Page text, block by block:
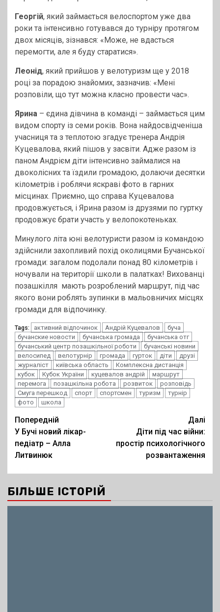
Георгій, який займається велоспортом уже два
роки та інтенсивно готувався до турніру протягом
двох місяців, зізнався: «Може, не вдасться
перемогти, але я буду старатися».
Леонід, який прийшов у велотуризм ще у 2018
році за порадою знайомих, зазначив: «Мені
розповіли, що тут можна класно провести час».
Ярина – єдина дівчина в команді – займається цим
видом спорту із семи років. Вона найдосвідченіша
учасниця та з теплотою згадує тренера Андрія
Куцевалова, який пішов у засвіти. Адже разом із
паном Андрієм діти інтенсивно займалися на
двоколісних та їздили громадою, долаючи десятки
кілометрів і роблячи яскраві фото в гарних
місцинах. Приємно, що справа Куцевалова
продовжується, і Ярина разом із друзями по гуртку
продовжує брати участь у велопокотеньках.
Минулого літа юні велотуристи разом із командою
здійснили захопливий похід околицями Бучанської
громади: загалом подолали понад 80 кілометрів і
ночували на території школи в палатках! Вихованці
позашкілля мають розроблений маршрут, під час
якого вони роблять зупинки в мальовничих місцях
громади для відпочинку.
Tags: активний відпочинок Андрій Куцевалов
буча
бучанские новости
бучанська громада
бучанська отг
бучанський центр позашкільної роботи
бучанські новини
велосипед
велотурнір громада гурток діти
друзі
журналіст
київська область
Комплексна дистанція
кубок
Кубок України куцевалов андрій
маршрут
перемога
позашкільна робота розвиток
розповідь
Смуга перешкод
спорт спортсмен туризм
турнір
фото
школа
Post
navigation
Попередній
У Бучі новий лікар-
педіатр – Алла
Литвинюк
Далі
Діти під час війни:
простір психологічного
розвантаження
БІЛЬШЕ ІСТОРІЙ